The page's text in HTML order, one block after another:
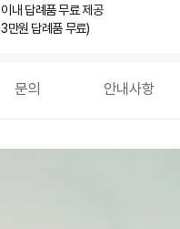
내 답례품 무료 제공
만원 답례품 무료)
문의 안내사항